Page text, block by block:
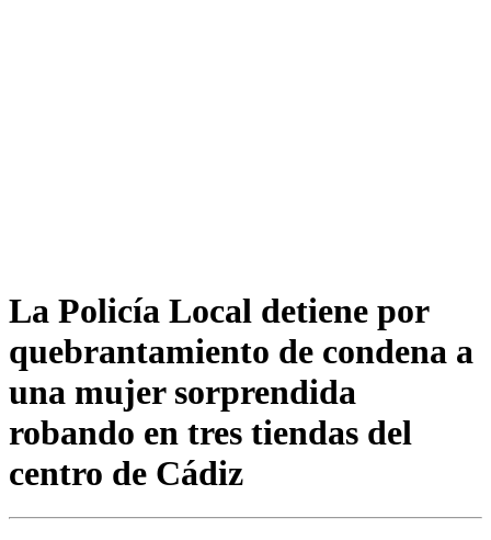
La Policía Local detiene por
quebrantamiento de condena a
una mujer sorprendida
robando en tres tiendas del
centro de Cádiz